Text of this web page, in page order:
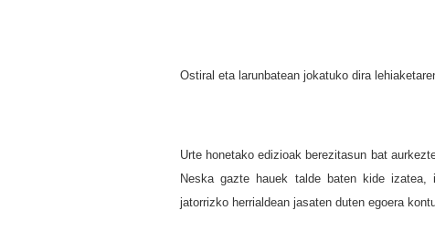
Ostiral eta larunbatean jokatuko dira
Urte honetako edizioak berezitasun bat
Neska gazte hauek talde baten kide izatea,
jatorrizko herrialdean jasaten duten egoera